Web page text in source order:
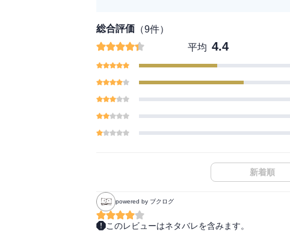
総合評価 （9件）
平均 4.4
新着順
powered by ブクログ
このレビューはネタバレを含みます。